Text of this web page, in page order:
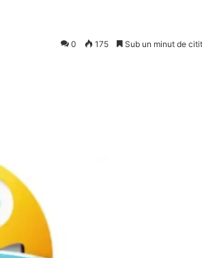
0 175 Sub un minut de citit